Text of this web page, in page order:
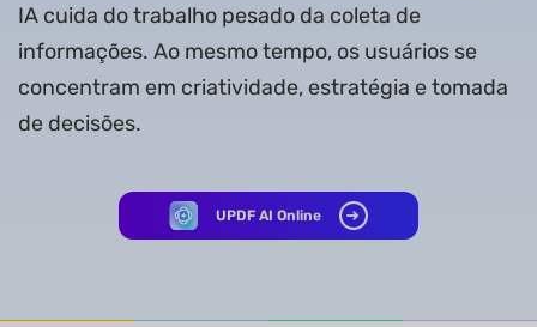
IA cuida do trabalho pesado da coleta de
informações. Ao mesmo tempo, os usuários se
concentram em criatividade, estratégia e tomada
de decisões.
UPDF AI Online